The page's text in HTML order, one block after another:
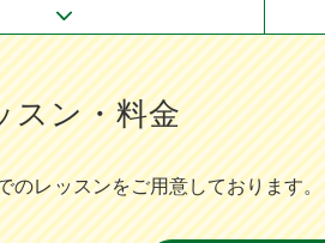
スン・料金
のレッスンをご⽤意しております。